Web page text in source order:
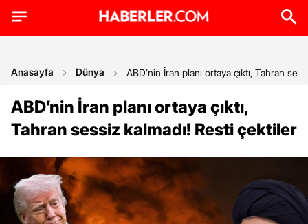
Anasayfa Dünya ABD’nin İran planı ortaya çıktı, Tahran
ABD’nin İran planı ortaya çıktı,
Tahran sessiz kalmadı! Resti çektiler